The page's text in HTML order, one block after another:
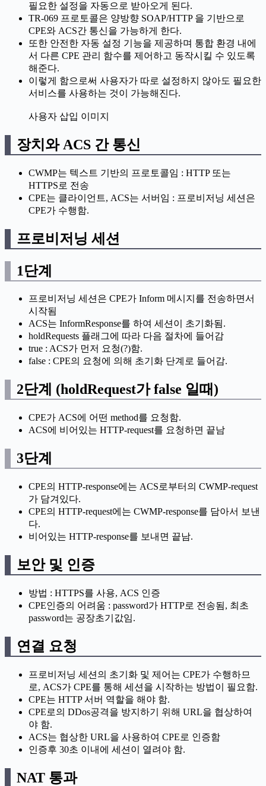
필요한 설정을 자동으로 받아오게 된다.
TR-069 프로토콜은 양방향 SOAP/HTTP 을 기반으로
CPE와 ACS간 통신을 가능하게 한다.
또한 안전한 자동 설정 기능을 제공하며 통합 환경 내에
서 다른 CPE 관리 함수를 제어하고 동작시킬 수 있도록
해준다.
이렇게 함으로써 사용자가 따로 설정하지 않아도 필요한
서비스를 사용하는 것이 가능해진다.
사용자 삽입 이미지
장치와 ACS 간 통신
CWMP는 텍스트 기반의 프로토콜임 : HTTP 또는
HTTPS로 전송
CPE는 클라이언트, ACS는 서버임 : 프로비저닝 세션은
CPE가 수행함.
프로비저닝 세션
1단계
프로비저닝 세션은 CPE가 Inform 메시지를 전송하면서
시작됨
ACS는 InformResponse를 하여 세션이 초기화됨.
holdRequests 플래그에 따라 다음 절차에 들어감
true : ACS가 먼저 요청(?)함.
false : CPE의 요청에 의해 초기화 단계로 들어감.
2단계 (holdRequest가 false 일때)
CPE가 ACS에 어떤 method를 요청함.
ACS에 비어있는 HTTP-request를 요청하면 끝남
3단계
CPE의 HTTP-response에는 ACS로부터의 CWMP-request
가 담겨있다.
CPE의 HTTP-request에는 CWMP-response를 담아서 보낸
다.
비어있는 HTTP-response를 보내면 끝남.
보안 및 인증
방법 : HTTPS를 사용, ACS 인증
CPE인증의 어려움 : password가 HTTP로 전송됨, 최초
password는 공장초기값임.
연결 요청
프로비저닝 세션의 초기화 및 제어는 CPE가 수행하므
로, ACS가 CPE를 통해 세션을 시작하는 방법이 필요함.
CPE는 HTTP 서버 역할을 해야 함.
CPE로의 DDos공격을 방지하기 위해 URL을 협상하여
야 함.
ACS는 협상한 URL을 사용하여 CPE로 인증함
인증후 30초 이내에 세션이 열려야 함.
NAT 통과